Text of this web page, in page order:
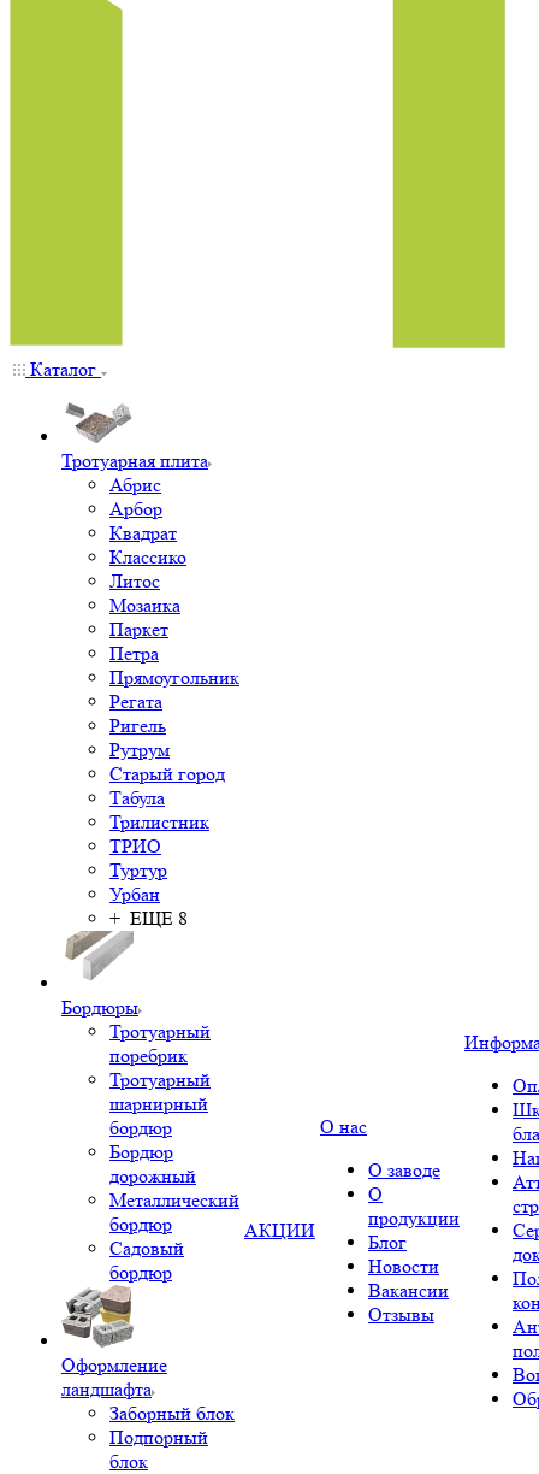
Каталог
Тротуарная плита
Абрис
Арбор
Квадрат
Классико
Литос
Мозаика
Паркет
Петра
Прямоугольник
Регата
Ригель
Рутрум
Старый город
Табула
Трилистник
ТРИО
Туртур
Урбан
+ ЕЩЕ 8
Бордюры
Тротуарный
поребрик
Тротуарный
шарнирный
бордюр
Бордюр
дорожный
Металлический
бордюр
Садовый
бордюр
Оформление
ландшафта
Заборный блок
Подпорный
блок
АКЦИИ
О нас
О заводе
О
продукции
Блог
Новости
Вакансии
Отзывы